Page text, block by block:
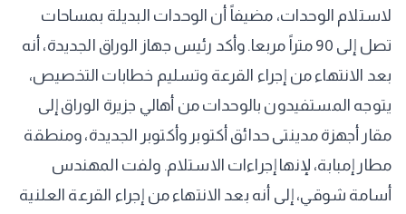
لاستلام الوحدات، مضيفاً أن الوحدات البديلة بمساحات
تصل إلى 90 متراً مربعا. وأكد رئيس جهاز الوراق الجديدة، أنه
بعد الانتهاء من إجراء القرعة وتسليم خطابات التخصيص،
يتوجه المستفيدون بالوحدات من أهالي جزيرة الوراق إلى
مقار أجهزة مدينتى حدائق أكتوبر وأكتوبر الجديدة، ومنطقة
مطار إمبابة، لإنها إجراءات الاستلام. ولفت المهندس
أسامة شوقي، إلى أنه بعد الانتهاء من إجراء القرعة العلنية